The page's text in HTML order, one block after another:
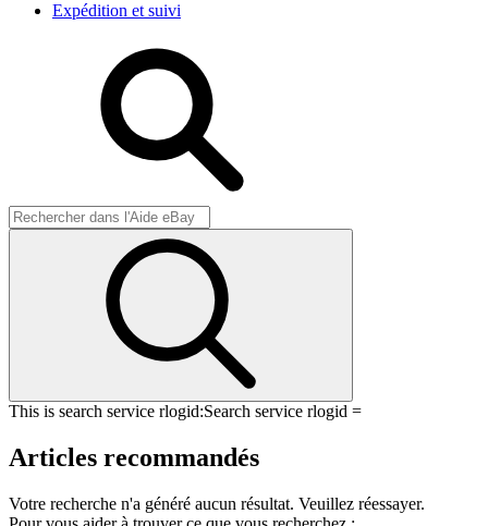
Expédition et suivi
This is search service rlogid:Search service rlogid =
Articles recommandés
Votre recherche n'a généré aucun résultat. Veuillez réessayer.